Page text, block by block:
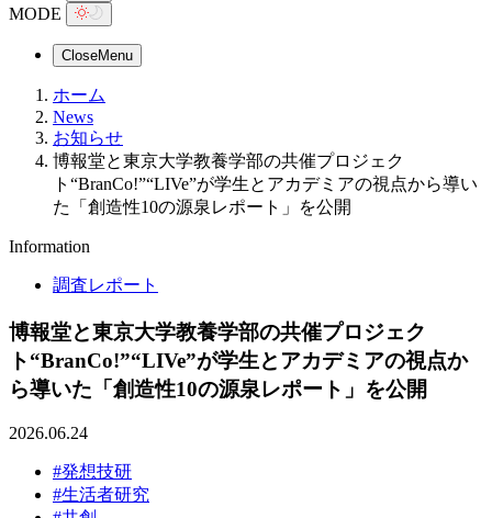
MODE
CloseMenu
ホーム
News
お知らせ
博報堂と東京大学教養学部の共催プロジェク
ト“BranCo!”“LIVe”が学生とアカデミアの視点から導い
た「創造性10の源泉レポート」を公開
Information
調査レポート
博報堂と東京大学教養学部の共催プロジェク
ト“BranCo!”“LIVe”が学生とアカデミアの視点か
ら導いた「創造性10の源泉レポート」を公開
2026.06.24
#発想技研
#生活者研究